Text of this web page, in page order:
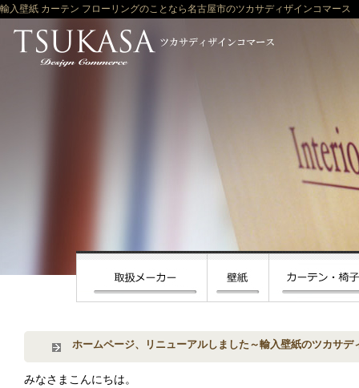
輸入壁紙 カーテン フローリングのことなら名古屋市のツカサディザインコマース
ホームページ、リニューアルしました～輸入壁紙のツカサデ
みなさまこんにちは。